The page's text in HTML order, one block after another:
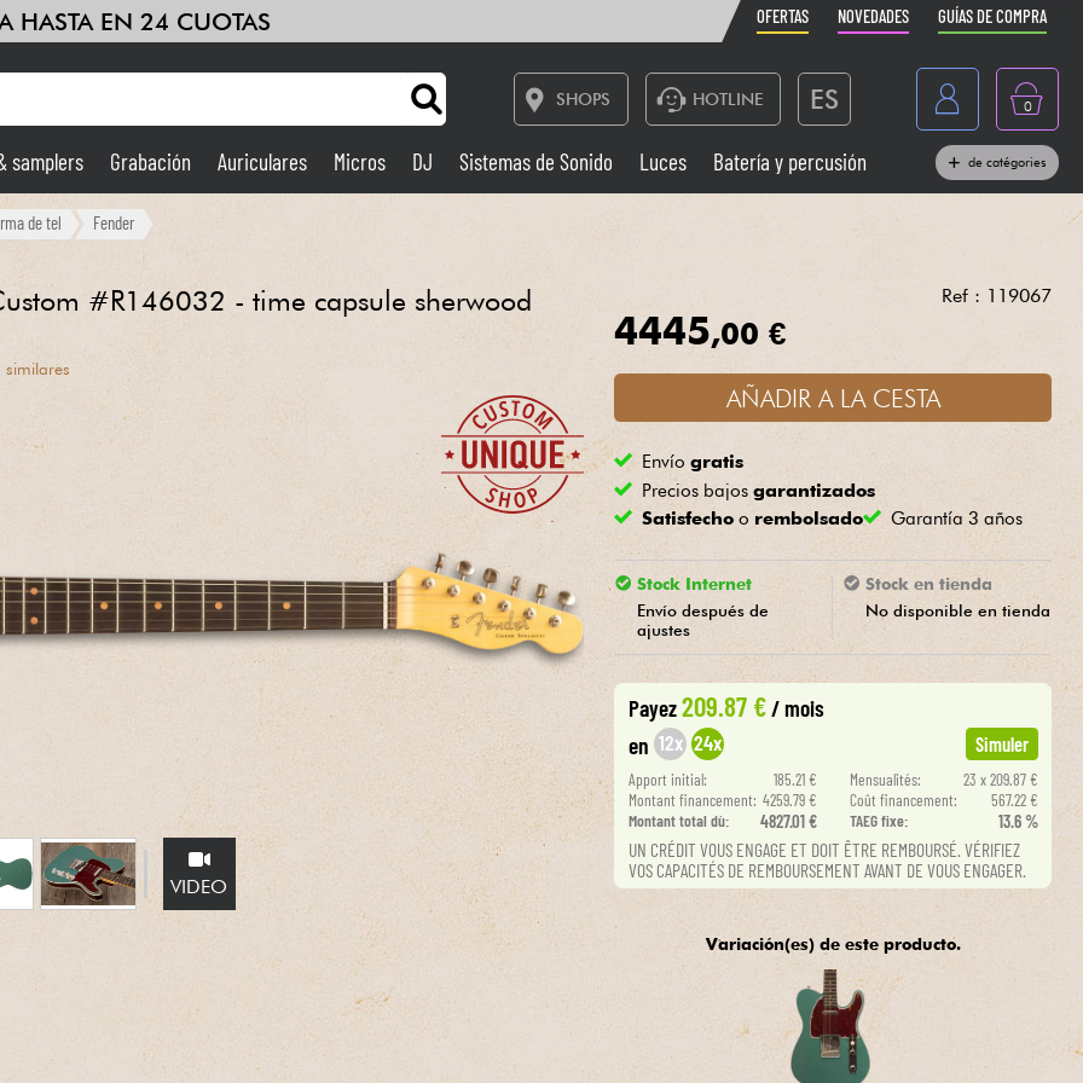
HASTA EN 24 CUOTAS OFERTAS NOVEDADES GUÍAS DE COMPRA
SHOPS HOTLINE ES
France
Belgique
Nederland
0
Ampli & Efectos
Grabación
Sistemas de Sonido
Batería y percusión Vientos
Cables & Acces.
Ver nuestras marcas
samplers Grabación Auriculares Micros DJ Sistemas de Sonido Luces Batería y percusión de catégories
de tel Fender
#R146032 - time capsule sherwood
similares
VIDEO
Ref : 119067
4445,00 €
AÑADIR A LA CESTA
Envíogratis
Precios bajosgarantizados
Satisfecho o rembolsado Garantía 3 años
Stock Internet
Envío después de
ajustes
Stock en tienda
No disponible en tienda
Payez209.87 €/ mois
en 12x 24x Simuler
Apport initial: 185.21 € Mensualités:
23 x 209.87 €
Montant financement: 4259.79 € Coût financement:
567.22 €
Montant total dù:
4827.01 € TAEG fixe: 13.6 %
UN CRÉDIT VOUS ENGAGE ET DOIT ÊTRE REMBOURSÉ. VÉRIFIEZ
VOS CAPACITÉS DE REMBOURSEMENT AVANT DE VOUS ENGAGER.
Variación(es) de este producto.